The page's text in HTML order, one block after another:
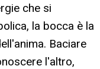
che si
la bocca è la
Baciare
l'altro,